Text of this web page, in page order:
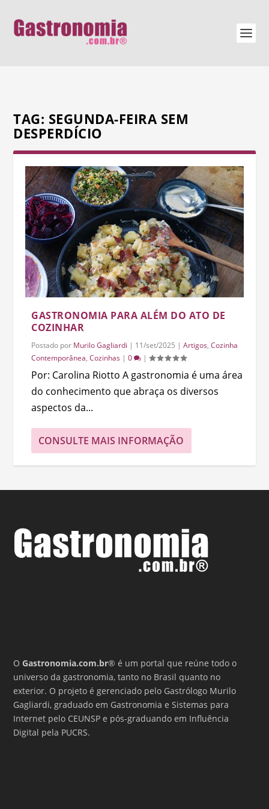
TAG: SEGUNDA-FEIRA SEM
DESPERDÍCIO
GASTRONOMIA PARA ALÉM DO ATO DE
COZINHAR
Postado por Murilo Gagliardi | 11/set/2025 |Artigos,Cozinha
Contemporânea,Cozinhas |0 |
Por: Carolina Riotto A gastronomia é uma área
do conhecimento que abraça os diversos
aspectos da...
CONSULTE MAIS INFORMAÇÃO
OGastronomia.com.br® é um portal que reúne todo o
universo da gastronomia, tanto no Brasil quanto no
exterior. O projeto é gerenciado pelo Gastrólogo Murilo
Gagliardi, graduado em Gastronomia e Sistemas para
Internet pelo CEUNSP e pós-graduando em Influência
Digital pela PUCRS.